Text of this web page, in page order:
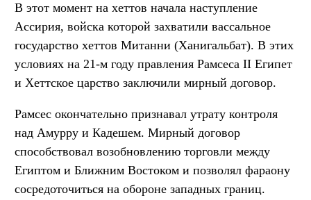
В этот момент на хеттов начала наступление
Ассирия, войска которой захватили вассальное
государство хеттов Митанни (Ханигальбат). В этих
условиях на 21-м году правления Рамсеса II Египет
и Хеттское царство заключили мирный договор.
Рамсес окончательно признавал утрату контроля
над Амурру и Кадешем. Мирный договор
способствовал возобновлению торговли между
Египтом и Ближним Востоком и позволял фараону
сосредоточиться на обороне западных границ.